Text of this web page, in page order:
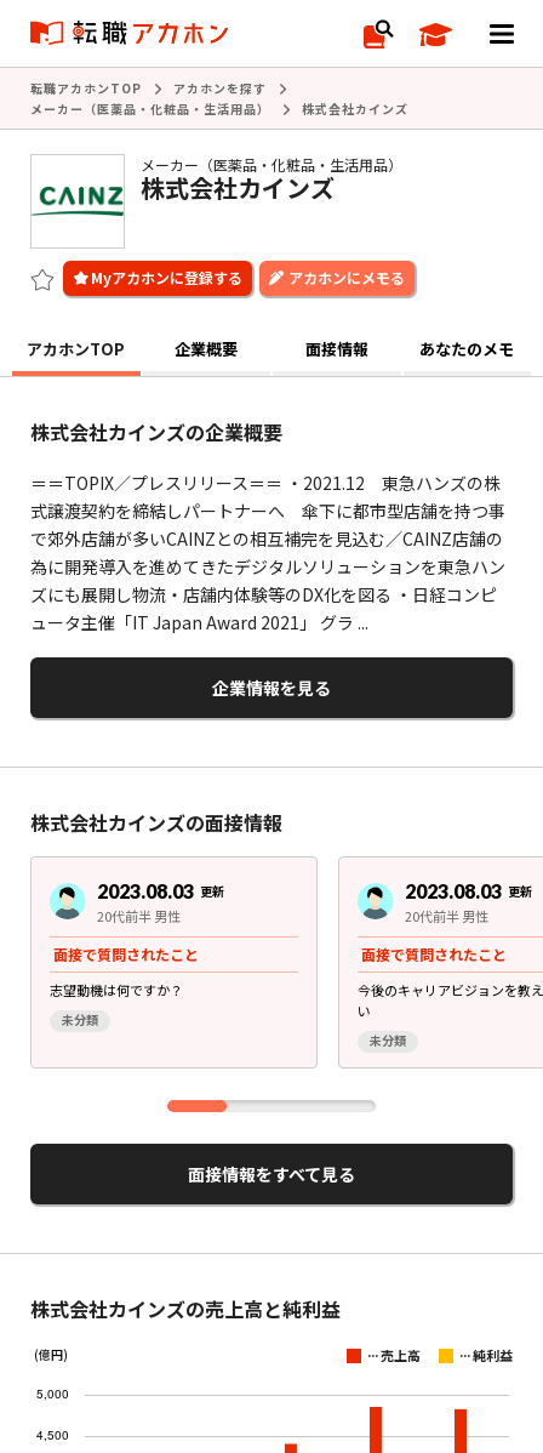
転職アカホンTOP
アカホンを探す
メーカー（医薬品・化粧品・生活用品）
株式会社カインズ
メーカー（医薬品・化粧品・生活用品）
株式会社カインズ
アカホンにメモる
アカホンTOP 企業概要 面接情報 あなたのメモ
株式会社カインズの企業概要
＝＝TOPIX／プレスリリース＝＝ ・2021.12 東急ハンズの株
式譲渡契約を締結しパートナーへ 傘下に都市型店舗を持つ事
で郊外店舗が多いCAINZとの相互補完を見込む／CAINZ店舗の
為に開発導入を進めてきたデジタルソリューションを東急ハン
ズにも展開し物流・店舗内体験等のDX化を図る ・日経コンピ
ュータ主催「IT Japan Award 2021」 グラ ...
企業情報を見る
株式会社カインズの面接情報
2023.08.03 更新
20代前半 男性
面接で質問されたこと
志望動機は何ですか？
未分類
2023.08.03 更新
20代前半 男性
面接で質問されたこと
今後のキャリアビジョンを教
い
未分類
面接情報をすべて見る
株式会社カインズの売上高と純利益
(億円) ...売上高 ...純利益